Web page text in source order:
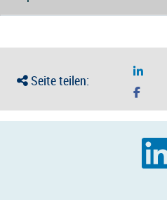
Seite teilen: